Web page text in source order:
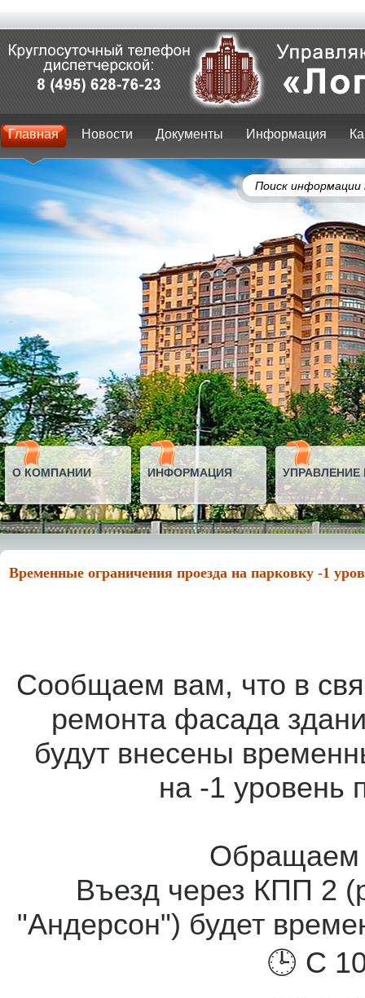
Поиск информации
Главная Новости Документы Информация
О КОМПАНИИ ИНФОРМАЦИЯ УПРАВЛЕНИЕ
Временные ограничения проезда на парковку -1
Сообщаем вам, что в
ремонта фасада
будут внесены
на -1 уровень
Въезд через КПП 2
"Андерсон") будет
🕒 С